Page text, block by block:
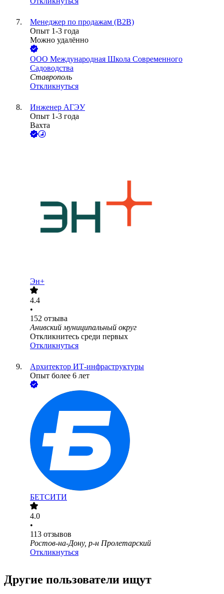
Менеджер по продажам (B2B)
Опыт 1-3 года
Можно удалённо
ООО Международная Школа Современного
Садоводства
Ставрополь
Откликнуться
Инженер АГЭУ
Опыт 1-3 года
Вахта
Эн+
4.4
•
152 отзыва
Анивский муниципальный округ
Откликнитесь среди первых
Откликнуться
Архитектор ИТ-инфраструктуры
Опыт более 6 лет
БЕТСИТИ
4.0
•
113 отзывов
Ростов-на-Дону, р-н Пролетарский
Откликнуться
Другие пользователи ищут